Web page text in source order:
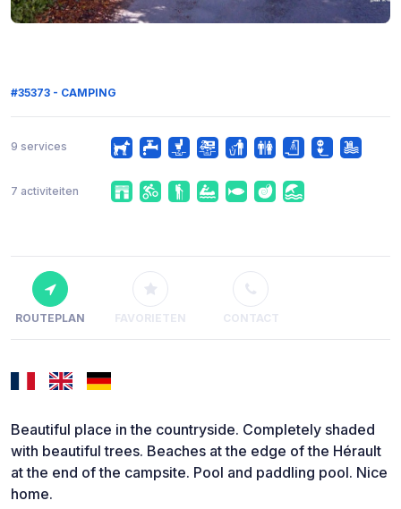
#35373 - CAMPING
9 services
7 activiteiten
ROUTEPLAN FAVORIETEN CONTACT
Beautiful place in the countryside. Completely shaded
with beautiful trees. Beaches at the edge of the Hérault
at the end of the campsite. Pool and paddling pool. Nice
home.